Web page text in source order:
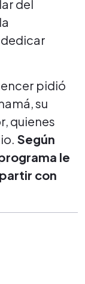
del
pidió
su
quienes
Según
le
con